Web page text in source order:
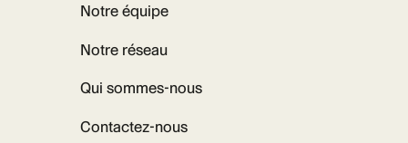
Notre équipe
Notre réseau
Qui sommes-nous
Contactez-nous